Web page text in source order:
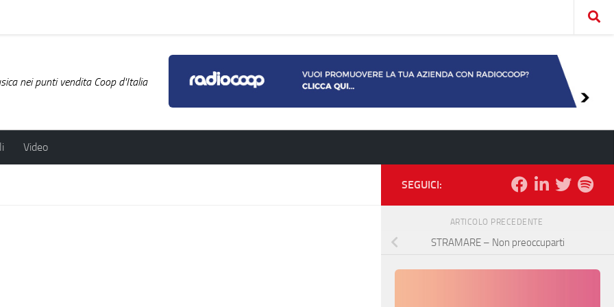
nei punti vendita Coop d'Italia
Video
SEGUICI:
ARTICOLO PRECEDENTE
STRAMARE – Non preoccuparti